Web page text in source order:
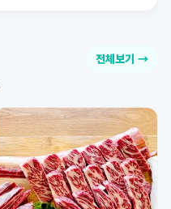
전체보기 →